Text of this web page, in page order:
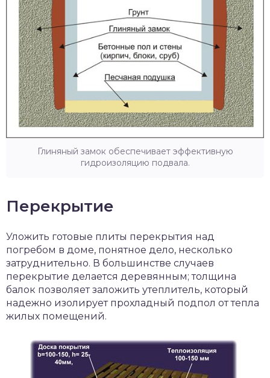
Глиняный замок обеспечивает эффективную
гидроизоляцию подвала.
Перекрытие
Уложить готовые плиты перекрытия над
погребом в доме, понятное дело, несколько
затруднительно. В большинстве случаев
перекрытие делается деревянным; толщина
балок позволяет заложить утеплитель, который
надежно изолирует прохладный подпол от тепла
жилых помещений.